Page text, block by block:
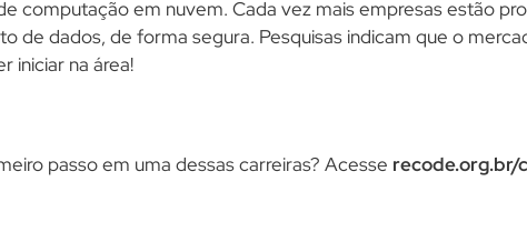
computação em nuvem. Cada vez mais empresas estão
de dados, de forma segura. Pesquisas indicam que o
iniciar na área!
passo em uma dessas carreiras? Acesse recode.org.br/